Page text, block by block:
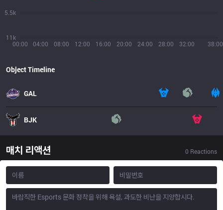
00:00 04:00 08:00 12:00 16:00 20:00 24:00 28:00 32:00 38:00
11k
5.5k
Object Timeline
GAL
BJK
매치 리액션 0 Reactions